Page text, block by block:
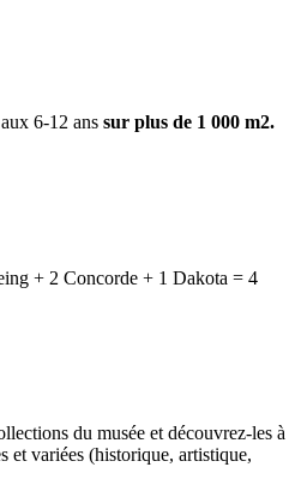
6-12 ans sur plus de 1 000 m2.
+ 2 Concorde + 1 Dakota = 4
du musée et découvrez-les à
et variées (historique, artistique,